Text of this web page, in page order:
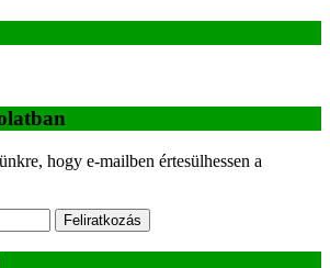
hogy e-mailben értesülhessen a
Feliratkozás